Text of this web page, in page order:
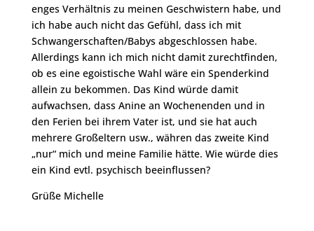
enges Verhältnis zu meinen Geschwistern habe, und
ich habe auch nicht das Gefühl, dass ich mit
Schwangerschaften/Babys abgeschlossen habe.
Allerdings kann ich mich nicht damit zurechtfinden,
ob es eine egoistische Wahl wäre ein Spenderkind
allein zu bekommen. Das Kind würde damit
aufwachsen, dass Anine an Wochenenden und in
den Ferien bei ihrem Vater ist, und sie hat auch
mehrere Großeltern usw., währen das zweite Kind
„nur“ mich und meine Familie hätte. Wie würde dies
ein Kind evtl. psychisch beeinflussen?
Grüße Michelle